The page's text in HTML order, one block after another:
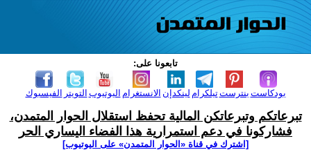
تابعونا على:
الفيسبوك التويتر اليوتيوب الانستغرام لينكدإن تيلكرامبنترست بودكاست
تبرعاتكم وتبرعاتكن المالية تحفظ استقلال الحوار المتمدن،
فشاركونا في دعم استمرارية هذا الفضاء اليساري الحر
[اشترك في قناة ‫«الحوار المتمدن» على اليوتيوب]